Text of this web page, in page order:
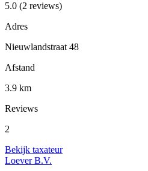
5.0 (2 reviews)
Adres
Nieuwlandstraat 48
Afstand
3.9 km
Reviews
2
Bekijk taxateur
Loever B.V.